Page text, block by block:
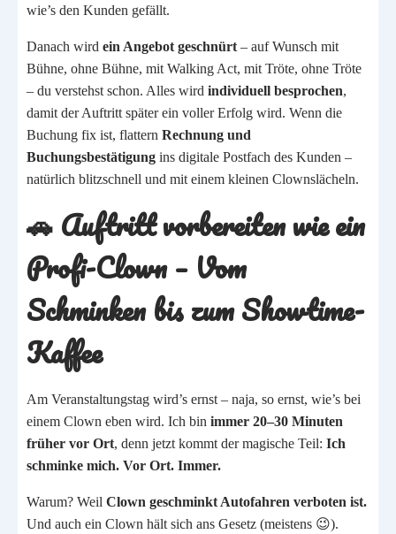
wie’s den Kunden gefällt.
Danach wird ein Angebot geschnürt – auf Wunsch mit
Bühne, ohne Bühne, mit Walking Act, mit Tröte, ohne Tröte
– du verstehst schon. Alles wird individuell besprochen,
damit der Auftritt später ein voller Erfolg wird. Wenn die
Buchung fix ist, flattern Rechnung und
Buchungsbestätigung ins digitale Postfach des Kunden –
natürlich blitzschnell und mit einem kleinen Clownslächeln.
🚗Auftritt vorbereiten wie ein
Profi-Clown– Vom
Schminken bis zum Showtime-
Kaffee
Am Veranstaltungstag wird’s ernst – naja, so ernst, wie’s bei
einem Clown eben wird. Ich bin immer 20–30 Minuten
früher vor Ort, denn jetzt kommt der magische Teil: Ich
schminke mich. Vor Ort. Immer.
Warum? Weil Clown geschminkt Autofahren verboten ist.
Und auch ein Clown hält sich ans Gesetz (meistens 😉).